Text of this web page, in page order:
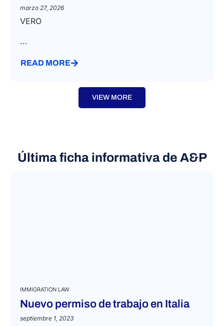
marzo 27, 2026
VERO
...
READ MORE
VIEW MORE
Última ficha informativa de A&P
IMMIGRATION LAW
Nuevo permiso de trabajo en Italia
septiembre 1, 2023